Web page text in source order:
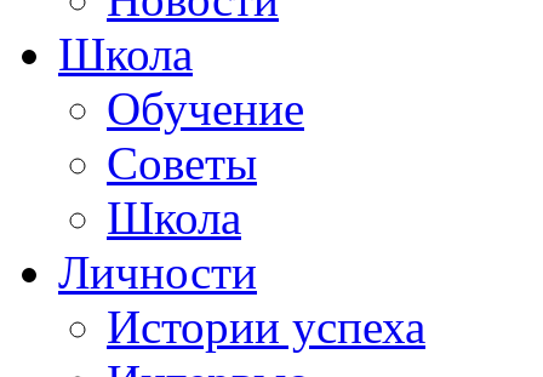
Школа
Обучение
Советы
Школа
Личности
Истории успеха